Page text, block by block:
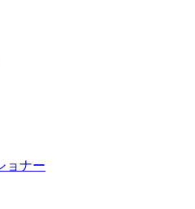
ョナー